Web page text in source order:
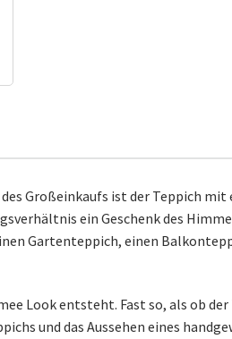
Großeinkaufs ist der Teppich mit
ein Geschenk des
Gartenteppich, einen
Look entsteht. Fast so, als ob der
und das Aussehen eines